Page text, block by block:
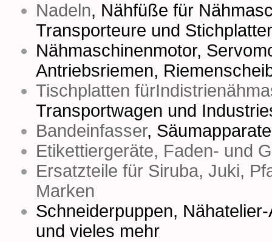
Nadeln, Nähfüße für
Transporteure und
Nähmaschinenmotor,
Antriebsriemen,
Tischplatten
Transportwagen und
Bandeinfasser, Säumapparate
Etikettiergeräte, Faden- und
Ersatzteile für Siruba, Juki,
Marken
Schneiderpuppen,
und vieles mehr